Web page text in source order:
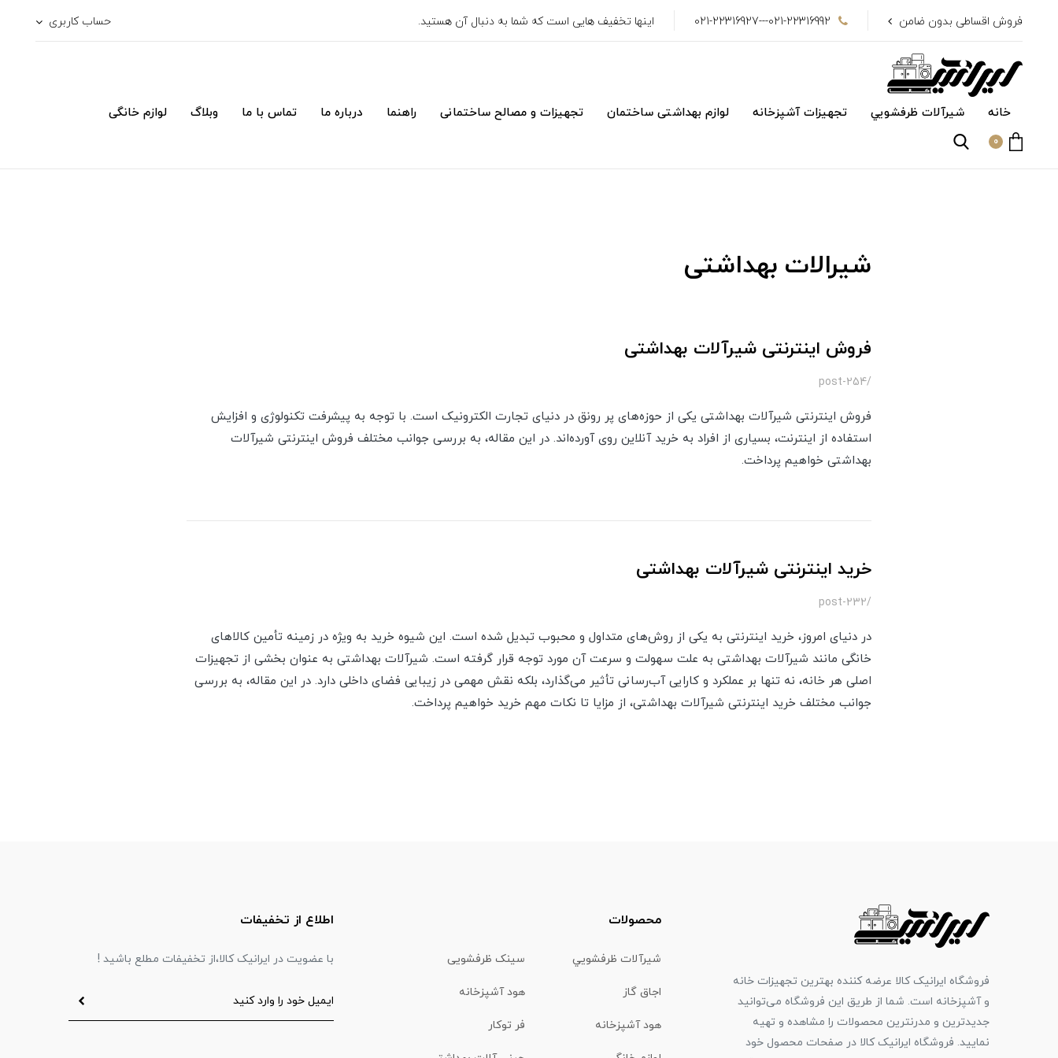
فروش اقساطی بدون ضامن 021-22316992---021-22316927 اینها تخفیف هایی است که شما به دنبال آن هستید. حساب کاربری
خانه شیرآلات ظرفشويي تجهیزات آشپزخانه لوازم بهداشتی ساختمان تجهیزات و مصالح ساختمانی راهنما درباره ما تماس با ما وبلاگ لوازم خانگی
0
شیرالات بهداشتی
فروش اینترنتی شیرآلات بهداشتی
/post-254
فروش اینترنتی شیرآلات بهداشتی یکی از حوزه‌های پر رونق در دنیای تجارت الکترونیک است. با توجه به پیشرفت تکنولوژی و افزایش
استفاده از اینترنت، بسیاری از افراد به خرید آنلاین روی آورده‌اند. در این مقاله، به بررسی جوانب مختلف فروش اینترنتی شیرآلات
بهداشتی خواهیم پرداخت.
خرید اینترنتی شیرآلات بهداشتی
/post-232
در دنیای امروز، خرید اینترنتی به یکی از روش‌های متداول و محبوب تبدیل شده است. این شیوه خرید به ویژه در زمینه تأمین کالاهای
خانگی مانند شیرآلات بهداشتی به علت سهولت و سرعت آن مورد توجه قرار گرفته است. شیرآلات بهداشتی به عنوان بخشی از تجهیزات
اصلی هر خانه، نه تنها بر عملکرد و کارایی آب‌رسانی تأثیر می‌گذارد، بلکه نقش مهمی در زیبایی فضای داخلی دارد. در این مقاله، به بررسی
جوانب مختلف خرید اینترنتی شیرآلات بهداشتی، از مزایا تا نکات مهم خرید خواهیم پرداخت.
فروشگاه ایرانیک کالا عرضه کننده بهترین تجهیزات خانه
و آشپزخانه است. شما از طریق این فروشگاه می‌توانید
جدیدترین و مدرنترین محصولات را مشاهده و تهیه
نمایید. فروشگاه ایرانیک کالا در صفحات محصول خود
محصولات
شیرآلات ظرفشويي سینک ظرفشویی
اجاق گاز هود آشپزخانه
هود آشپزخانه فر توکار
اطلاع از تخفیفات
با عضویت در ایرانیک کالا،از تخفیفات مطلع باشید !